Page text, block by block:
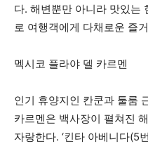
다. 해변뿐만 아니라 맛있는
로 여행객에게 다채로운 즐
멕시코 플라야 델 카르멘
인기 휴양지인 칸쿤과 툴룸
카르멘은 백사장이 펼쳐진
자랑한다. ‘킨타 아베니다(5